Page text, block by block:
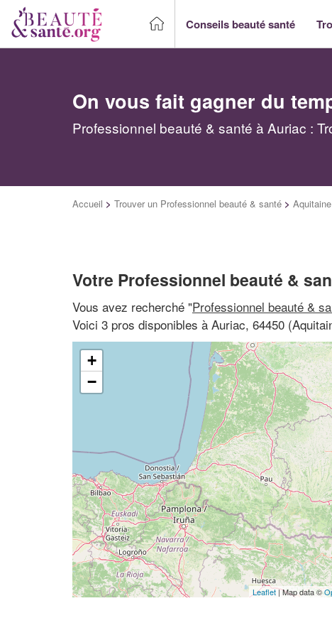
Conseils beauté santé
On vous fait gagner du
Professionnel beauté & santé à Auriac :
Accueil > Trouver un Professionnel beauté & santé > Aquitaine
Votre Professionnel beauté &
Vous avez recherché "Professionnel beauté &
Voici 3 pros disponibles à Auriac, 64450
+
−
Leaflet| Map data ©